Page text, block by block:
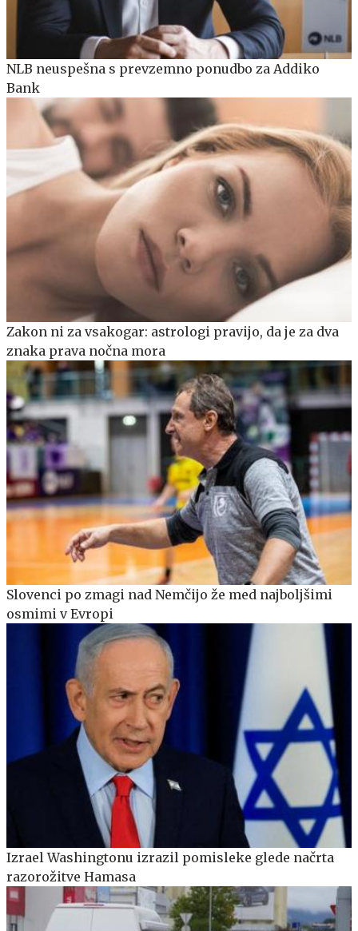
NLB neuspešna s prevzemno ponudbo za Addiko
Bank
Zakon ni za vsakogar: astrologi pravijo, da je za dva
znaka prava nočna mora
Slovenci po zmagi nad Nemčijo že med najboljšimi
osmimi v Evropi
Izrael Washingtonu izrazil pomisleke glede načrta
razorožitve Hamasa